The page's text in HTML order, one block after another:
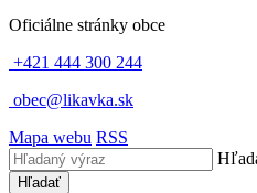
Oficiálne stránky obce
+421 444 300 244
obec@likavka.sk
Mapa webu RSS
Hľadať